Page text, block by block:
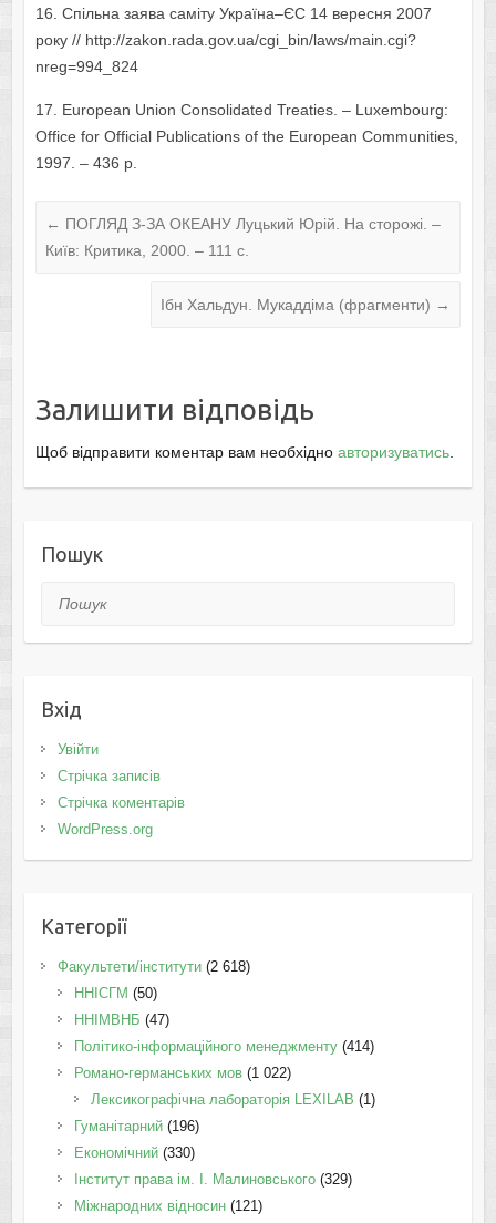
16. Спільна заява саміту Україна–ЄС 14 вересня 2007
року // http://zakon.rada.gov.ua/cgi_bin/laws/main.cgi?
nreg=994_824
17. European Union Consolidated Treaties. – Luxembourg:
Office for Official Publications of the European Communities,
1997. – 436 p.
← ПОГЛЯД З-ЗА ОКЕАНУ Луцький Юрій. На сторожі. –
Київ: Критика, 2000. – 111 с.
Ібн Хальдун. Мукаддіма (фрагменти) →
Залишити відповідь
Щоб відправити коментар вам необхідно авторизуватись.
Пошук
Пошук
Вхід
Увійти
Стрічка записів
Стрічка коментарів
WordPress.org
Категорії
Факультети/інститути(2 618)
ННІСГМ (50)
ННІМВНБ (47)
Політико-інформаційного менеджменту(414)
Романо-германських мов(1 022)
Лексикографічна лабораторія LEXILAB (1)
Гуманітарний(196)
Економічний(330)
Інститут права ім. І. Малиновського(329)
Міжнародних відносин(121)